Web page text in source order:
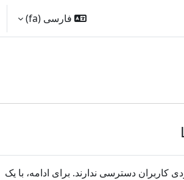
فارسی ‎(fa)‎
دسترسی ندارند. برای ادامه، با یک